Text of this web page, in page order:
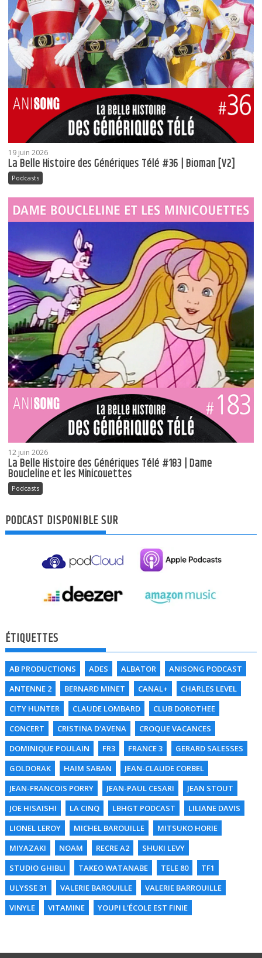
19 juin 2026
La Belle Histoire des Génériques Télé #36 | Bioman [V2]
Podcasts
12 juin 2026
La Belle Histoire des Génériques Télé #183 | Dame
Boucleline et les Minicouettes
Podcasts
PODCAST DISPONIBLE SUR
ÉTIQUETTES
AB PRODUCTIONS ADES ALBATOR
ANISONG PODCAST
ANTENNE 2
BERNARD MINET CANAL+
CHARLES LEVEL
CITY HUNTER
CLAUDE LOMBARD
CLUB DOROTHEE
CONCERT
CRISTINA D'AVENA
CROQUE VACANCES
DOMINIQUE POULAIN
FR3 FRANCE 3
GERARD SALESSES
GOLDORAK
HAIM SABAN
JEAN-CLAUDE CORBEL
JEAN-FRANCOIS PORRY
JEAN-PAUL CESARI
JEAN STOUT
JOE HISAISHI
LA CINQ LBHGT PODCAST
LILIANE DAVIS
LIONEL LEROY
MICHEL BAROUILLE
MITSUKO HORIE
MIYAZAKI
NOAM RECRE A2
SHUKI LEVY
STUDIO GHIBLI
TAKEO WATANABE TELE 80
TF1
ULYSSE 31
VALERIE BAROUILLE
VALERIE BARROUILLE
VINYLE
VITAMINE YOUPI L'ÉCOLE EST FINIE